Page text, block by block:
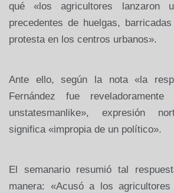
qué «los agricultores lanzaron
precedentes de huelgas,
protesta en los centros urbanos».
Ante ello, según la nota «la
Fernández fue
unstatesmanlike», expresión
significa «impropia de un político».
El semanario resumió tal
manera: «Acusó a los